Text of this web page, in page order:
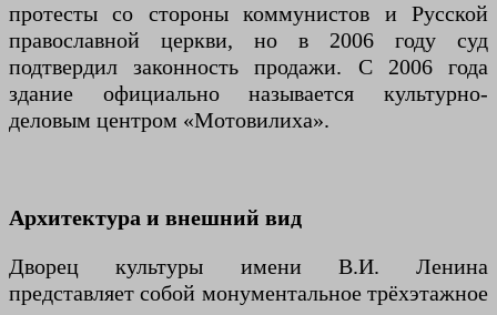
протесты со стороны коммунистов и Русской
православной церкви, но в 2006 году суд
подтвердил законность продажи. С 2006 года
здание официально называется культурно-
деловым центром «Мотовилиха».
Архитектура и внешний вид
Дворец культуры имени В.И. Ленина
представляет собой монументальное трёхэтажное